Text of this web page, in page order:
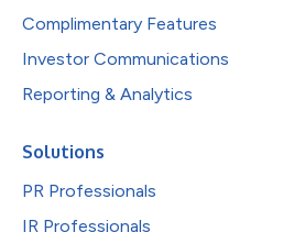
Complimentary Features
Investor Communications
Reporting & Analytics
Solutions
PR Professionals
IR Professionals